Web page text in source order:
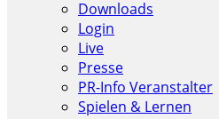
Downloads
Login
Live
Presse
PR-Info Veranstalter
Spielen & Lernen